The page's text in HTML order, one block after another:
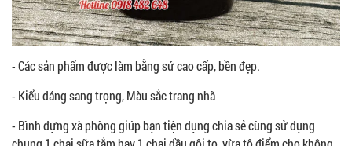
- Các sản phẩm được làm bằng sứ cao cấp, bền đẹp.
- Kiểu dáng sang trọng, Màu sắc trang nhã
- Bình đựng xà phòng giúp bạn tiện dụng chia sẻ cùng sử dụng